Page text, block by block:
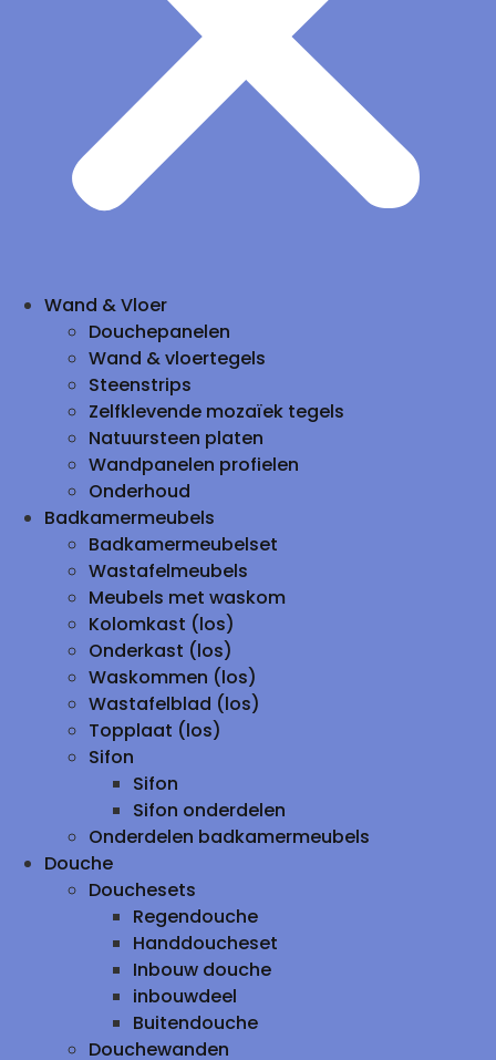
Wand & Vloer
Douchepanelen
Wand & vloertegels
Steenstrips
Zelfklevende mozaïek tegels
Natuursteen platen
Wandpanelen profielen
Onderhoud
Badkamermeubels
Badkamermeubelset
Wastafelmeubels
Meubels met waskom
Kolomkast (los)
Onderkast (los)
Waskommen (los)
Wastafelblad (los)
Topplaat (los)
Sifon
Sifon
Sifon onderdelen
Onderdelen badkamermeubels
Douche
Douchesets
Regendouche
Handdoucheset
Inbouw douche
inbouwdeel
Buitendouche
Douchewanden